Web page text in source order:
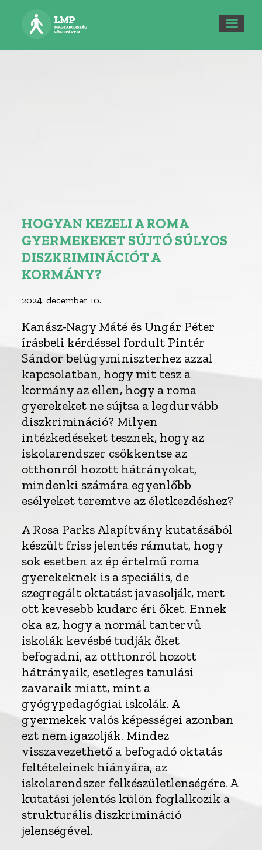
HOGYAN KEZELI A ROMA
GYERMEKEKET SÚJTÓ SÚLYOS
DISZKRIMINÁCIÓT A
KORMÁNY?
2024. december 10.
Kanász-Nagy Máté és Ungár Péter
írásbeli kérdéssel fordult Pintér
Sándor belügyminiszterhez azzal
kapcsolatban, hogy mit tesz a
kormány az ellen, hogy a roma
gyerekeket ne sújtsa a legdurvább
diszkrimináció? Milyen
intézkedéseket tesznek, hogy az
iskolarendszer csökkentse az
otthonról hozott hátrányokat,
mindenki számára egyenlőbb
esélyeket teremtve az életkezdéshez?
A Rosa Parks Alapítvány kutatásából
készült friss jelentés rámutat, hogy
sok esetben az ép értelmű roma
gyerekeknek is a speciális, de
szegregált oktatást javasolják, mert
ott kevesebb kudarc éri őket. Ennek
oka az, hogy a normál tantervű
iskolák kevésbé tudják őket
befogadni, az otthonról hozott
hátrányaik, esetleges tanulási
zavaraik miatt, mint a
gyógypedagógiai iskolák. A
gyermekek valós képességei azonban
ezt nem igazolják. Mindez
visszavezethető a befogadó oktatás
feltételeinek hiányára, az
iskolarendszer felkészületlenségére. A
kutatási jelentés külön foglalkozik a
strukturális diszkrimináció
jelenségével.